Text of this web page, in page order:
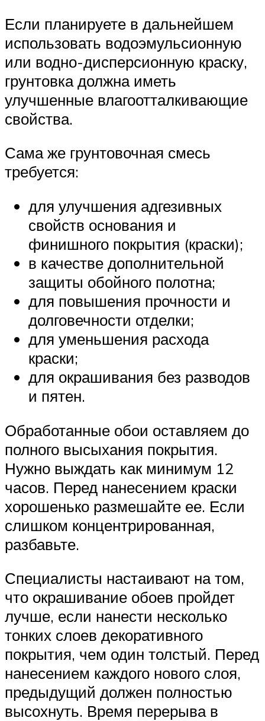
Если планируете в дальнейшем
использовать водоэмульсионную
или водно-дисперсионную краску,
грунтовка должна иметь
улучшенные влагоотталкивающие
свойства.
Сама же грунтовочная смесь
требуется:
для улучшения адгезивных
свойств основания и
финишного покрытия (краски);
в качестве дополнительной
защиты обойного полотна;
для повышения прочности и
долговечности отделки;
для уменьшения расхода
краски;
для окрашивания без разводов
и пятен.
Обработанные обои оставляем до
полного высыхания покрытия.
Нужно выждать как минимум 12
часов. Перед нанесением краски
хорошенько размешайте ее. Если
слишком концентрированная,
разбавьте.
Специалисты настаивают на том,
что окрашивание обоев пройдет
лучше, если нанести несколько
тонких слоев декоративного
покрытия, чем один толстый. Перед
нанесением каждого нового слоя,
предыдущий должен полностью
высохнуть. Время перерыва в